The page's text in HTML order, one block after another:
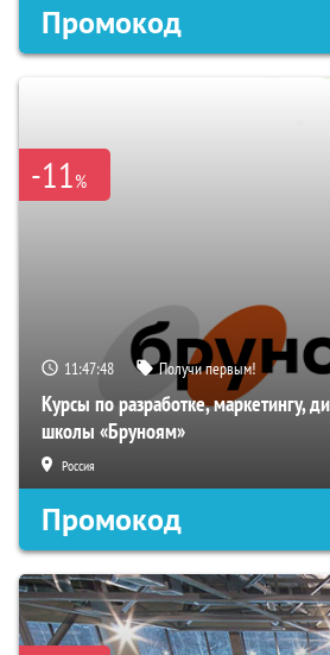
Промокод
-11%
11:47:47 Получи первым!
Курсы по разработке, маркетингу,
школы «Бруноям»
Россия
Промокод